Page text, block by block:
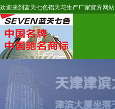
欢迎来到蓝天七色铝天花生产厂家官方网站